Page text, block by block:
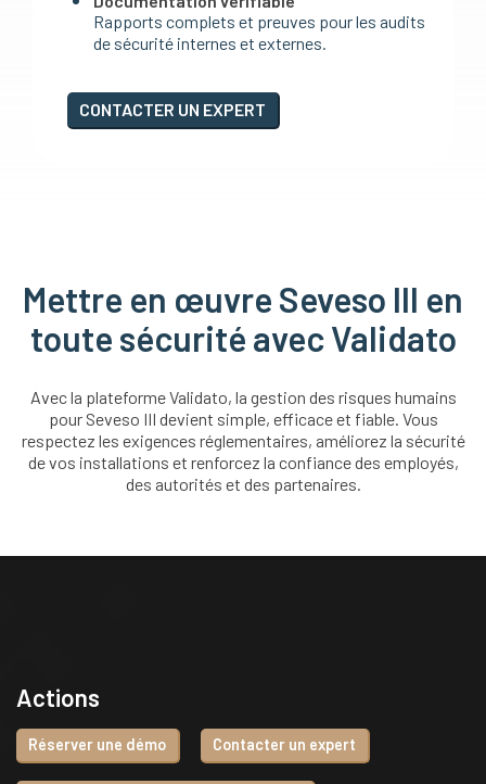
Rapports complets et preuves pour les audits
de sécurité internes et externes.
CONTACTER UN EXPERT
Mettre en œuvre Seveso III en
toute sécurité avec Validato
Avec la plateforme Validato, la gestion des risques humains
pour Seveso III devient simple, efficace et fiable. Vous
respectez les exigences réglementaires, améliorez la sécurité
de vos installations et renforcez la confiance des employés,
des autorités et des partenaires.
Actions
Réserver une démo Contacter un expert